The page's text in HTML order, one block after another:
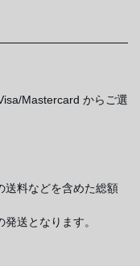
Mastercard からご選
送料などを含めた総額
送となります。